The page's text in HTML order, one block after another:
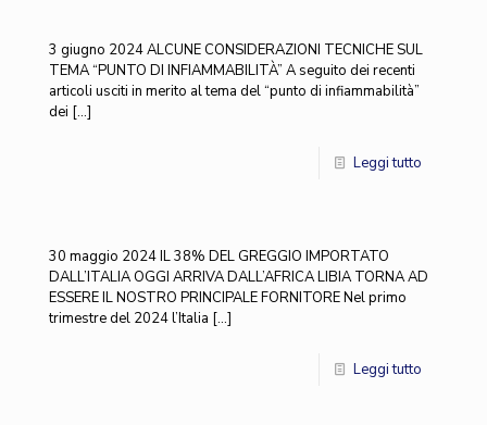
3 giugno 2024 ALCUNE CONSIDERAZIONI TECNICHE SUL
TEMA “PUNTO DI INFIAMMABILITÀ” A seguito dei recenti
articoli usciti in merito al tema del “punto di infiammabilità”
dei […]
Leggi tutto
30 maggio 2024 IL 38% DEL GREGGIO IMPORTATO
DALL’ITALIA OGGI ARRIVA DALL’AFRICA LIBIA TORNA AD
ESSERE IL NOSTRO PRINCIPALE FORNITORE Nel primo
trimestre del 2024 l’Italia […]
Leggi tutto